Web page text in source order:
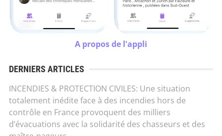
A propos de l'appli
DERNIERS ARTICLES
INCENDIES & PROTECTION CIVILES: Une situation
totalement inédite face à des incendies hors de
contrôle en France provoquent des milliers
d’évacuations avec la solidarité des chasseurs et des